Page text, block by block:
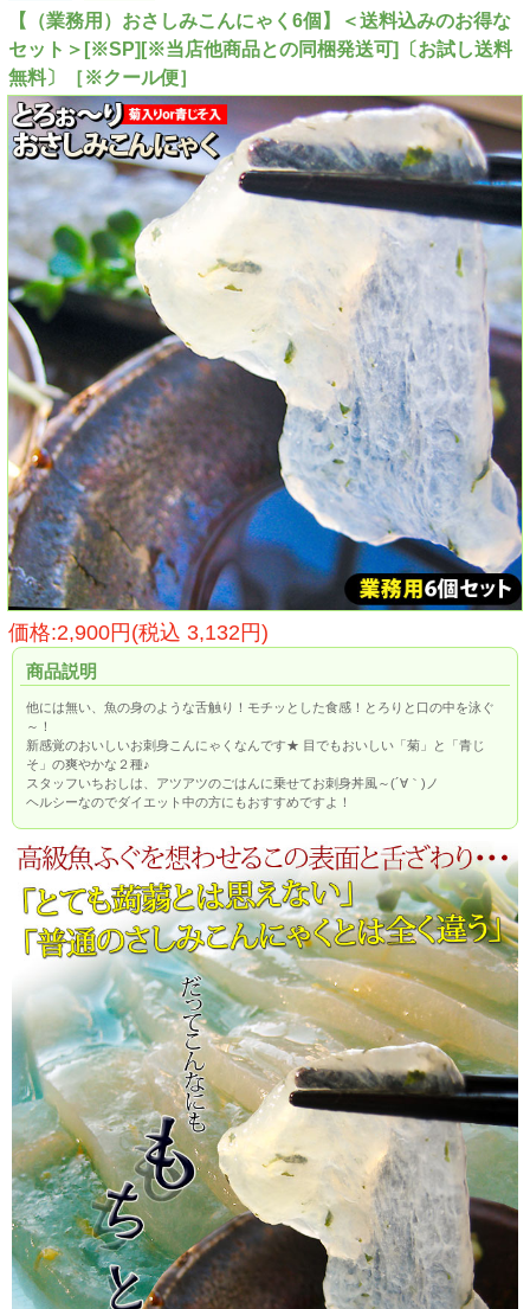
【（業務用）おさしみこんにゃく6個】＜送料込みのお得な
セット＞[※SP][※当店他商品との同梱発送可]〔お試し送料
無料〕［※クール便］
価格:2,900円(税込 3,132円)
商品説明
他には無い、魚の身のような舌触り！モチッとした食感！とろりと口の中を泳ぐ
～！
新感覚のおいしいお刺身こんにゃくなんです★ 目でもおいしい「菊」と「青じ
そ」の爽やかな２種♪
スタッフいちおしは、アツアツのごはんに乗せてお刺身丼風～(´∀｀)ノ
ヘルシーなのでダイエット中の方にもおすすめですよ！